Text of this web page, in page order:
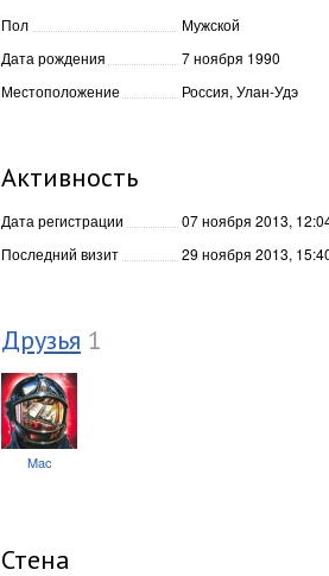
Пол
Мужской
Дата рождения
7 ноября 1990
Местоположение
Россия, Улан-Удэ
Активность
Дата регистрации
07 ноября 2013,
Последний визит
29 ноября 2013,
Друзья 1
Mac
Стена